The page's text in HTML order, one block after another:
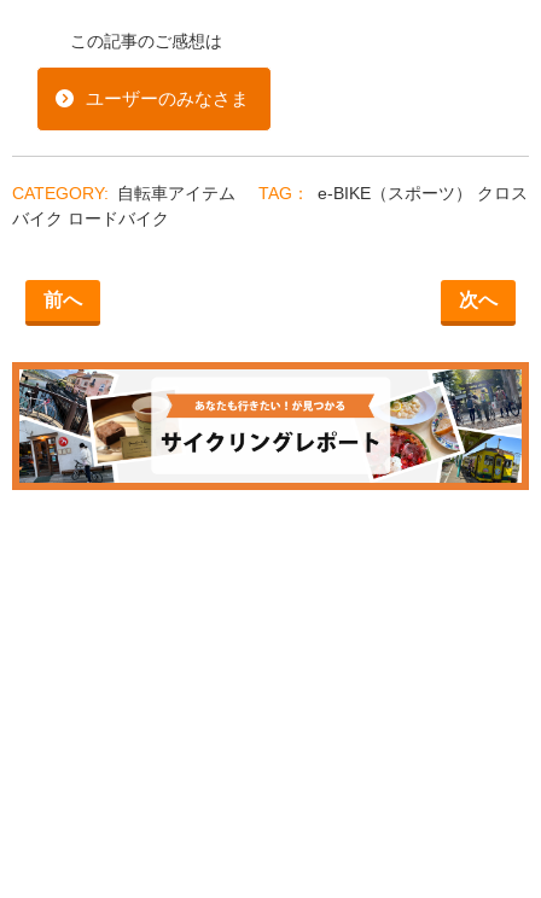
この記事のご感想は
ユーザーのみなさま
自転車アイテム e-BIKE（スポーツ） クロス
バイク ロードバイク
前へ 次へ